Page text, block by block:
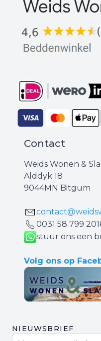
Contact
Weids Wonen &
Alddyk 18
9044MN Bitgum
0031 ‪58 799
stuur ons een
Volg ons op
NIEUWSBRIEF